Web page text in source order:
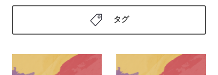
タグ